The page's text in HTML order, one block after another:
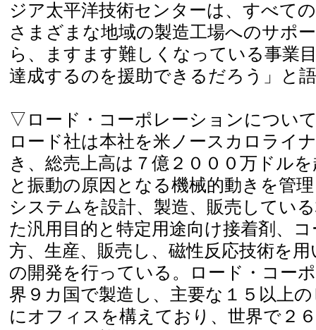
ジア太平洋技術センターは、すべて
さまざまな地域の製造工場へのサポ
ら、ますます難しくなっている事業
達成するのを援助できるだろう」と
▽ロード・コーポレーションについ
ロード社は本社を米ノースカロライ
き、総売上高は７億２０００万ドル
と振動の原因となる機械的動きを管
システムを設計、製造、販売してい
た汎用目的と特定用途向け接着剤、
方、生産、販売し、磁性反応技術を
の開発を行っている。ロード・コー
界９カ国で製造し、主要な１５以上
にオフィスを構えており、世界で２